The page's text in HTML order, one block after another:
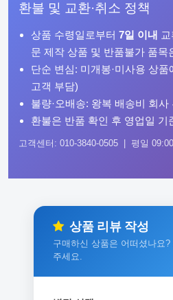
환불 및 교환·취소 정책
상품 수령일로부터 7일 이내
문 제작 상품 및 반품불가 품목
단순 변심: 미개봉·미사용 상
고객 부담)
불량·오배송: 왕복 배송비 회사
환불은 반품 확인 후 영업일 기
고객센터: 010-3840-0505 | 평일
상품 리뷰 작성
구매하신 상품은 어떠셨나요
주세요.